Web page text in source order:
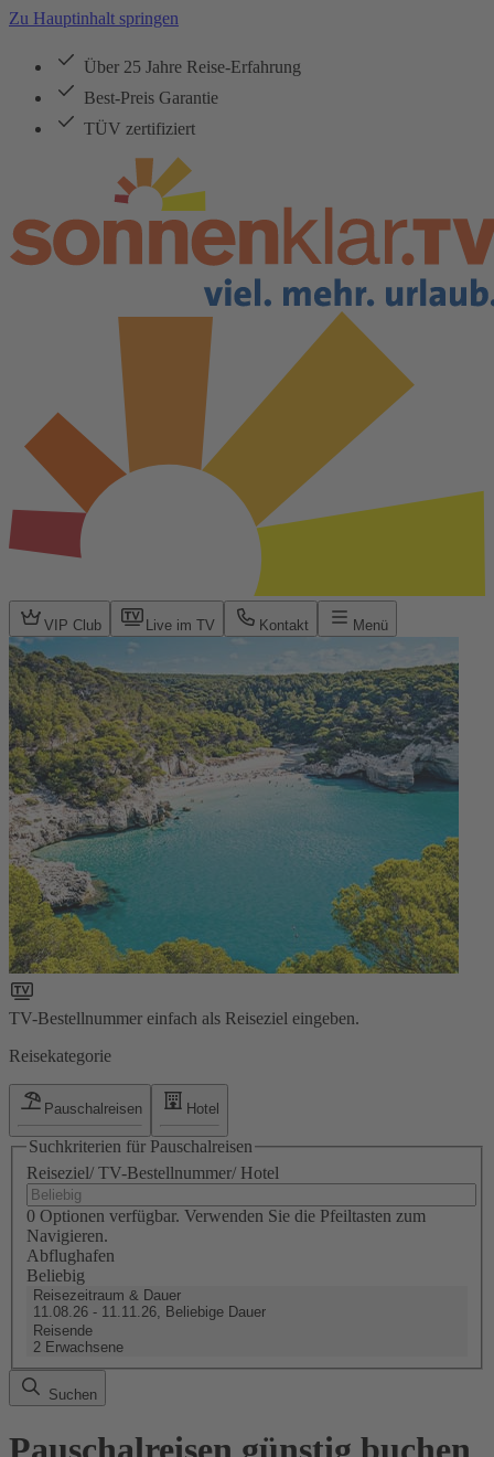
Zu Hauptinhalt springen
Über 25 Jahre Reise-Erfahrung
Best-Preis Garantie
TÜV zertifiziert
VIP Club Live im TV Kontakt Menü
TV-Bestellnummer einfach als Reiseziel eingeben.
Reisekategorie
Pauschalreisen Hotel
Suchkriterien für Pauschalreisen
Reiseziel/ TV-Bestellnummer/ Hotel
0 Optionen verfügbar. Verwenden Sie die Pfeiltasten zum
Navigieren.
Abflughafen
Beliebig
Reisezeitraum & Dauer
11.08.26 - 11.11.26, Beliebige Dauer
Reisende
2 Erwachsene
Suchen